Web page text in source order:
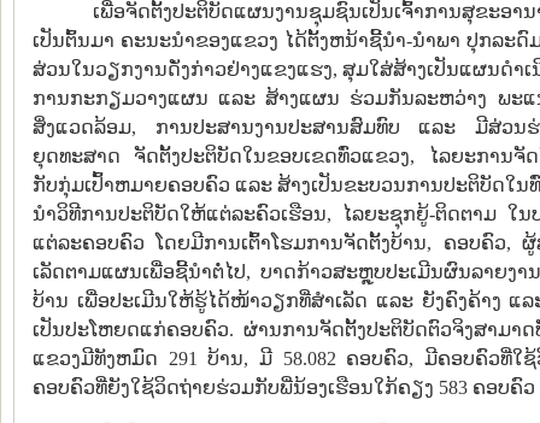
ເພື່ອຈັດຕັ້ງປະຕິບັດແຜນງານຊຸມຊົນເປັນເຈົ້າການສຸຂະອາ
ເປັນຕົ້ນມາ ຄະນະນໍາຂອງແຂວງ ໄດ້ຕັ້ງຫນ້າຊີ້ນໍາ-ນໍາພາ ປຸກລະ
ສ່ວນໃນວຽກງານດັ່ງກ່າວຢ່າງແຂງແຮງ, ສຸມໃສ່ສ້າງເປັນແຜນດໍາ
ການກະກຽມວາງແຜນ ແລະ ສ້າງແຜນ ຮ່ວມກັນລະຫວ່າງ ພະ
ສິ່ງແວດລ້ອມ, ການປະສານງານປະສານສົມທົບ ແລະ ມີສ່ວນຮ່
ຍຸດທະສາດ ຈັດຕັ້ງປະຕິບັດໃນຂອບເຂດທົ່ວແຂວງ, ໄລຍະການຈັ
ກັບກຸ່ມເປົ້າຫມາຍຄອບຄົວ ແລະ ສ້າງເປັນຂະບວນການປະຕິບັດໃ
ນໍາວິທີການປະຕິບັດໃຫ້ແຕ່ລະຄົວເຮືອນ, ໄລຍະຊຸກຍູ້-ຕິດຕາມ ໃ
ແຕ່ລະຄອບຄົວ ໂດຍມີການເຕົ້າໂຮມການຈັດຕັ້ງບ້ານ, ຄອບຄົວ,
ເລັດຕາມແຜນເພື່ອຊີ້ນໍາຕໍ່ໄປ, ບາດກ້າວສະຫຼຸບປະເມີນຜົນລາຍງ
ບ້ານ ເພື່ອປະເມີນໃຫ້ຮູ້ໄດ້ໜ້າວຽກທີ່ສໍາເລັດ ແລະ ຍັງຄົງຄ້າງ
ເປັນປະໂຫຍດແກ່ຄອບຄົວ. ຜ່ານການຈັດຕັ້ງປະຕິບັດຕົວຈິງສາມາ
ແຂວງມີທັງຫມົດ 291 ບ້ານ, ມີ 58.082 ຄອບຄົວ, ມີຄອບຄົວທີ່ໃຊ້
ຄອບຄົວທີ່ຍັງໃຊ້ວິດຖ່າຍຮ່ວມກັບພີ່ນ້ອງເຮືອນໃກ້ຄຽງ 583 ຄອບຄົວ